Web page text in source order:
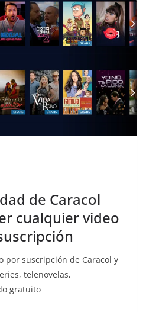
de Caracol
cualquier video
por suscripción de Caracol y
telenovelas,
gratuito